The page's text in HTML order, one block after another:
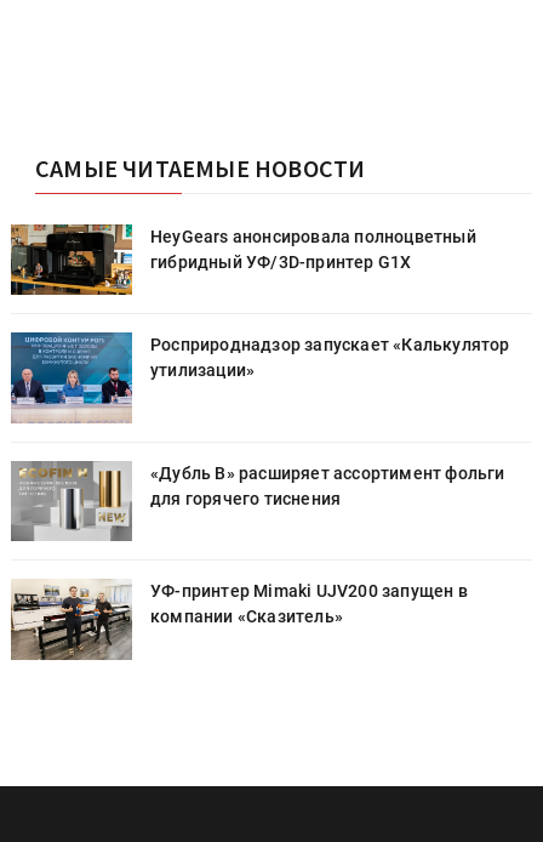
САМЫЕ ЧИТАЕМЫЕ НОВОСТИ
HeyGears анонсировала полноцветный
гибридный УФ/3D-принтер G1X
Росприроднадзор запускает «Калькулятор
утилизации»
«Дубль В» расширяет ассортимент фольги
для горячего тиснения
УФ-принтер Mimaki UJV200 запущен в
компании «Сказитель»